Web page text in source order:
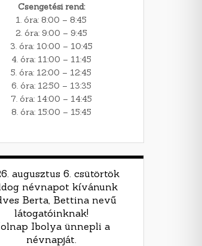
Csengetési rend:
1. óra: 8:00 – 8:45
2. óra: 9:00 – 9:45
3. óra: 10:00 – 10:45
4. óra: 11:00 – 11:45
5. óra: 12:00 – 12:45
6. óra: 12:50 – 13:35
7. óra: 14:00 – 14:45
8. óra: 15:00 – 15:45
augusztus 6. csütörtök
névnapot kívánunk
Berta, Bettina nevű
látogatóinknak!
Ibolya ünnepli a
névnapját.